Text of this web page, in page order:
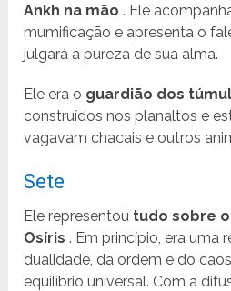
Ankh na mão . Ele
mumificação e apresenta o
julgará a pureza de sua alma.
Ele era o guardião dos
construídos nos planaltos e
vagavam chacais e outros
Sete
Ele representou tudo sobre
Osíris . Em princípio, era uma
dualidade, da ordem e do
equilíbrio universal. Com a